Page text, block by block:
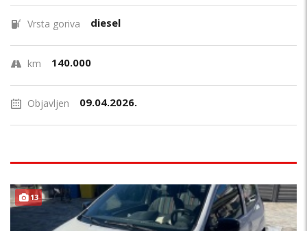
Vrsta goriva diesel
km 140.000
Objavljen 09.04.2026.
13